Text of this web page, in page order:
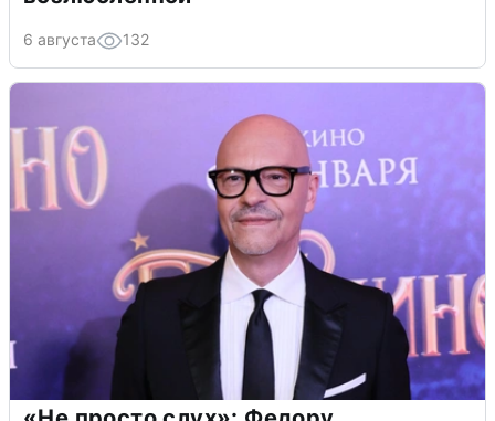
6 августа 132